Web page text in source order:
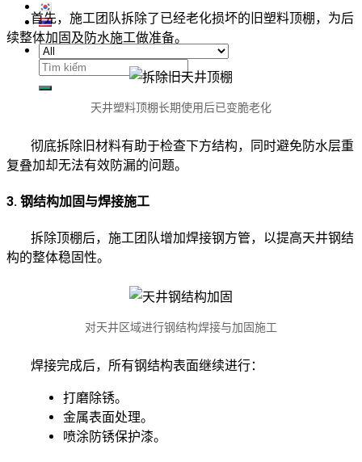
搜
索：
首先，施工团队拆除了已经老化损坏的旧塑料顶棚，为后
续整体加固及防水施工做准备。
天井塑料顶棚长期使用后已变脆老化
彻底拆除旧材料有助于检查下方结构，同时避免防水层重
复叠加却无法有效防漏的问题。
3. 钢结构加固与焊接施工
拆除顶棚后，施工团队增加焊接钢方管，以提高天井钢结
构的整体稳固性。
对天井区域进行钢结构焊接与加固施工
焊接完成后，所有钢结构表面继续进行：
打磨除锈。
金属表面处理。
喷涂防锈保护漆。